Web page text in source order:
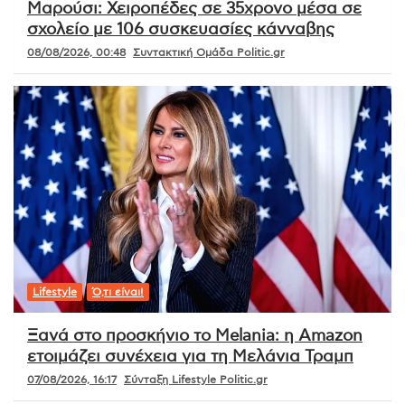
Μαρούσι: Χειροπέδες σε 35χρονο μέσα σε
σχολείο με 106 συσκευασίες κάνναβης
08/08/2026, 00:48 Συντακτική Ομάδα Politic.gr
Lifestyle Ό,τι είναι!
Ξανά στο προσκήνιο το Melania: η Amazon
ετοιμάζει συνέχεια για τη Μελάνια Τραμπ
07/08/2026, 16:17 Σύνταξη Lifestyle Politic.gr